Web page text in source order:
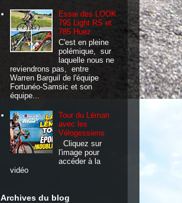
Essai des LOOK
795 Light RS et
785 Huez
C'est en pleine
polémique, sur
laquelle nous ne
reviendrons pas, entre
Warren Barguil de l'équipe
Fortunéo-Samsic et son
équipe...
Tour du Léman
avec les
Vélogessiens
Cliquez sur
l'image pour
accéder à la
vidéo
Archives du blog